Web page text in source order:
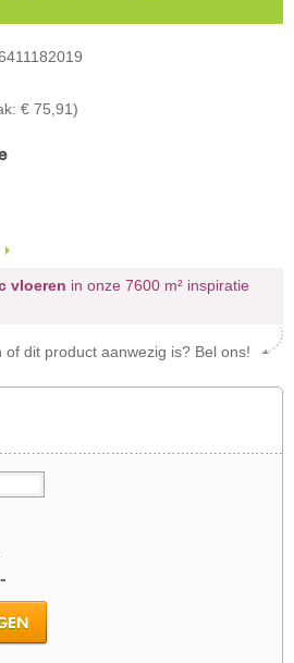
€ 75,91)
vloeren in onze 7600 m² inspiratie
of dit product aanwezig is? Bel ons!